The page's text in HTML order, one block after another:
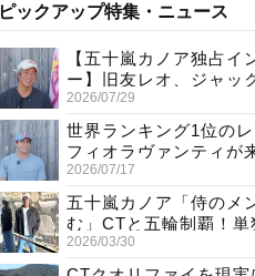
ピックアップ特集・ニュース
【五十嵐カノア独占イ
ー】旧友レオ、ジャッ
プライベートセッション
2026/07/29
世界ランキング1位のレ
フィオラヴァンティが
ロージャージ獲得直後
タビュー
2026/07/17
五十嵐カノア「侍のメ
む」CTと五輪制覇！単
ューで熱弁
2026/03/30